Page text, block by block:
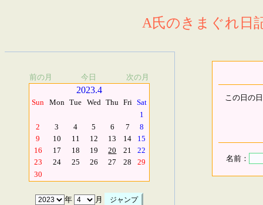
A氏のきまぐれ日
前の月 今日 次の月
2023.4
Sun Mon Tue Wed Thu Fri Sat
1
2
3 4 5 6 7
8
9
10 11 12 13 14
15
16
17 18 19 20 21
22
23
24 25 26 27 28
29
30
年 月
この日の
名前：